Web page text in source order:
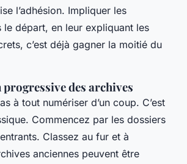
l’adhésion. Impliquer les
le départ, en leur expliquant les
c’est déjà gagner la moitié du
des archives
à tout numériser d’un coup. C’est
Commencez par les dossiers
Classez au fur et à
anciennes peuvent être